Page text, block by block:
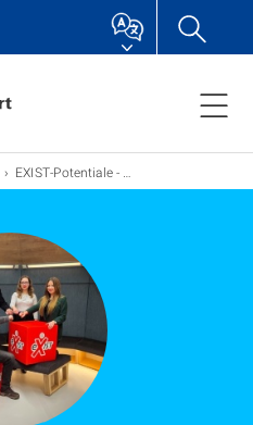
EXIST-Potentiale - Erfolgreiche Projekte: startup campus 0711